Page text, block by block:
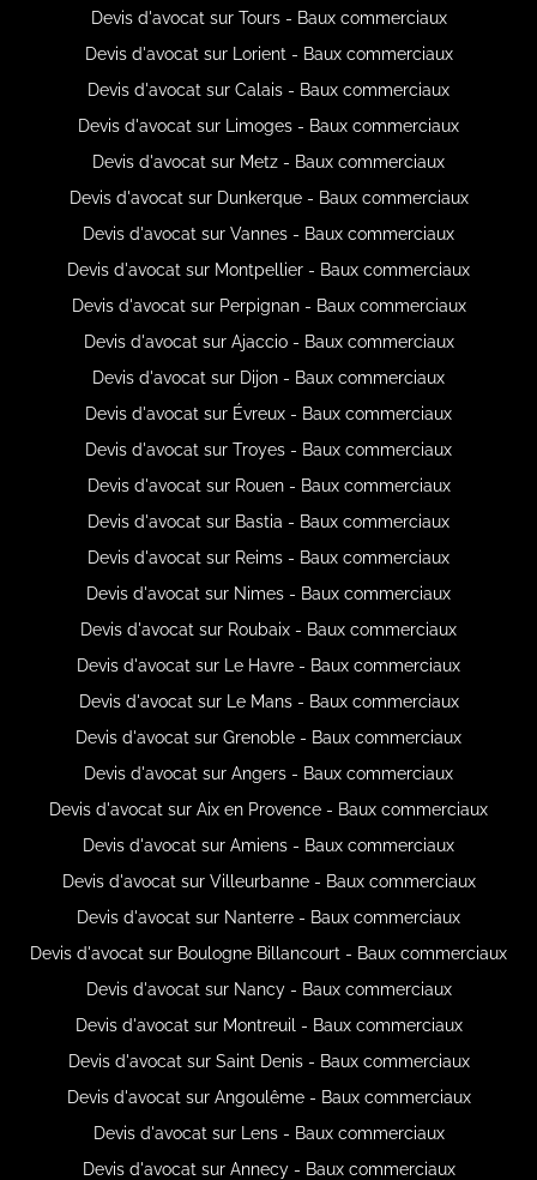
Devis d'avocat sur Tours - Baux commerciaux
Devis d'avocat sur Lorient - Baux commerciaux
Devis d'avocat sur Calais - Baux commerciaux
Devis d'avocat sur Limoges - Baux commerciaux
Devis d'avocat sur Metz - Baux commerciaux
Devis d'avocat sur Dunkerque - Baux commerciaux
Devis d'avocat sur Vannes - Baux commerciaux
Devis d'avocat sur Montpellier - Baux commerciaux
Devis d'avocat sur Perpignan - Baux commerciaux
Devis d'avocat sur Ajaccio - Baux commerciaux
Devis d'avocat sur Dijon - Baux commerciaux
Devis d'avocat sur Évreux - Baux commerciaux
Devis d'avocat sur Troyes - Baux commerciaux
Devis d'avocat sur Rouen - Baux commerciaux
Devis d'avocat sur Bastia - Baux commerciaux
Devis d'avocat sur Reims - Baux commerciaux
Devis d'avocat sur Nimes - Baux commerciaux
Devis d'avocat sur Roubaix - Baux commerciaux
Devis d'avocat sur Le Havre - Baux commerciaux
Devis d'avocat sur Le Mans - Baux commerciaux
Devis d'avocat sur Grenoble - Baux commerciaux
Devis d'avocat sur Angers - Baux commerciaux
Devis d'avocat sur Aix en Provence - Baux commerciaux
Devis d'avocat sur Amiens - Baux commerciaux
Devis d'avocat sur Villeurbanne - Baux commerciaux
Devis d'avocat sur Nanterre - Baux commerciaux
Devis d'avocat sur Boulogne Billancourt - Baux commerciaux
Devis d'avocat sur Nancy - Baux commerciaux
Devis d'avocat sur Montreuil - Baux commerciaux
Devis d'avocat sur Saint Denis - Baux commerciaux
Devis d'avocat sur Angoulême - Baux commerciaux
Devis d'avocat sur Lens - Baux commerciaux
Devis d'avocat sur Annecy - Baux commerciaux